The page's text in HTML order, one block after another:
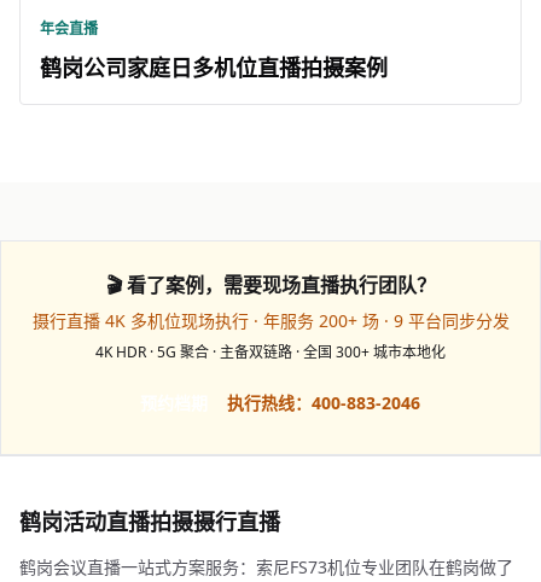
年会直播
鹤岗公司家庭日多机位直播拍摄案例
🎬 看了案例，需要现场直播执行团队？
摄行直播 4K 多机位现场执行 · 年服务 200+ 场 · 9 平台同步分发
4K HDR · 5G 聚合 · 主备双链路 · 全国 300+ 城市本地化
执行热线：400-883-2046
鹤岗活动直播拍摄摄行直播
鹤岗会议直播一站式方案服务：索尼FS73机位专业团队在鹤岗做了